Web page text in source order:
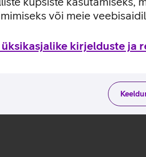
või meie
kirjelduste ja
kasutusviisidega tootja kodulehel